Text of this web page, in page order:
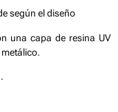
según el diseño
una capa de resina UV